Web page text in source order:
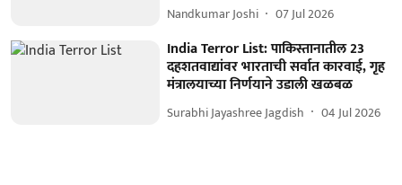
Nandkumar Joshi 07 Jul 2026
India Terror List: पाकिस्तानातील 23
दहशतवाद्यांवर भारताची सर्वात कारवाई, गृह
मंत्रालयाच्या निर्णयाने उडाली खळबळ
Surabhi Jayashree Jagdish 04 Jul 2026